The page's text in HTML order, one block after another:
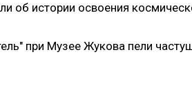
об истории освоения
при Музее Жукова пели